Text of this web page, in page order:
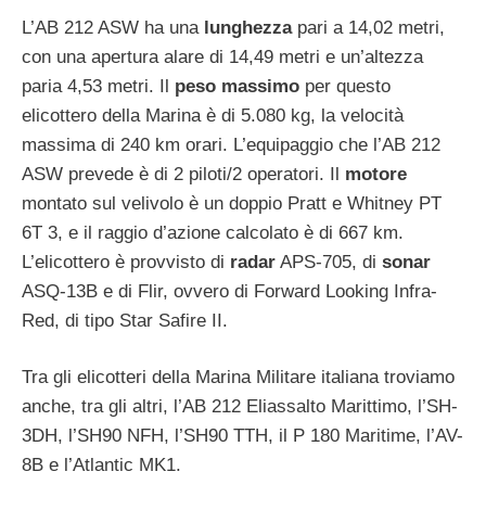
L’AB 212 ASW ha una lunghezzapari a 14,02 metri,
con una apertura alare di 14,49 metri e un’altezza
paria 4,53 metri. Il peso massimo per questo
elicottero della Marina è di 5.080 kg, la velocità
massima di 240 km orari. L’equipaggio che l’AB 212
ASW prevede è di 2 piloti/2 operatori. Il motore
montato sul velivolo è un doppio Pratt e Whitney PT
6T 3, e il raggio d’azione calcolato è di 667 km.
L’elicottero è provvisto di radar APS-705, di sonar
ASQ-13B e di Flir, ovvero di Forward Looking Infra-
Red, di tipo Star Safire II.
Tra gli elicotteri della Marina Militare italiana troviamo
anche, tra gli altri, l’AB 212 Eliassalto Marittimo, l’SH-
3DH, l’SH90 NFH, l’SH90 TTH, il P 180 Maritime, l’AV-
8B e l’Atlantic MK1.